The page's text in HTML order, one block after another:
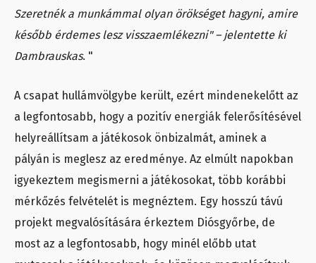
Szeretnék a munkámmal olyan örökséget hagyni, amire
később érdemes lesz visszaemlékezni" – jelentette ki
Dambrauskas. "
A csapat hullámvölgybe került, ezért mindenekelőtt az
a legfontosabb, hogy a pozitív energiák felerősítésével
helyreállítsam a játékosok önbizalmát, aminek a
pályán is meglesz az eredménye. Az elmúlt napokban
igyekeztem megismerni a játékosokat, több korábbi
mérkőzés felvételét is megnéztem. Egy hosszú távú
projekt megvalósítására érkeztem Diósgyőrbe, de
most az a legfontosabb, hogy minél előbb utat